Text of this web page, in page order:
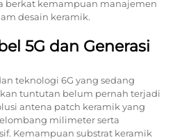
berkat kemampuan manajemen
desain keramik.
5G dan Generasi
teknologi 6G yang sedang
tuntutan belum pernah terjadi
antena patch keramik yang
milimeter serta
Kemampuan substrat keramik